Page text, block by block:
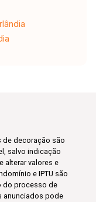
de decoração são
salvo indicação
alterar valores e
e IPTU são
do processo de
anunciados pode